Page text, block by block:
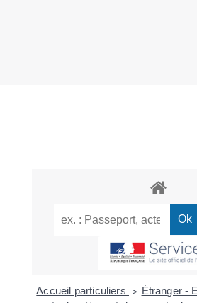
Accueil particuliers > Étranger -